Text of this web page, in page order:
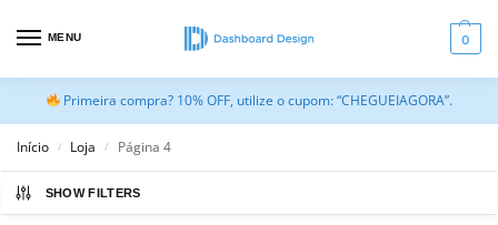
MENU 0
Primeira compra? 10% OFF, utilize o cupom: “CHEGUEIAGORA”.
Início / Loja / Página 4
SHOW FILTERS